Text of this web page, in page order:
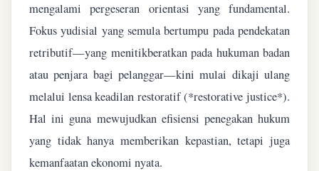
mengalami pergeseran orientasi yang fundamental.
Fokus yudisial yang semula bertumpu pada pendekatan
retributif—yang menitikberatkan pada hukuman badan
atau penjara bagi pelanggar—kini mulai dikaji ulang
melalui lensa keadilan restoratif (*restorative justice*).
Hal ini guna mewujudkan efisiensi penegakan hukum
yang tidak hanya memberikan kepastian, tetapi juga
kemanfaatan ekonomi nyata.